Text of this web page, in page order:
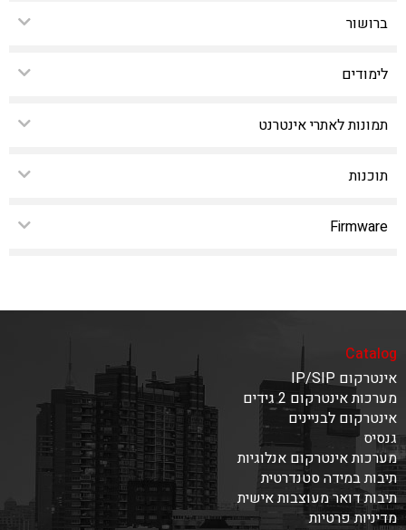
ברושור
לימודים
תמונות לאתרי אינטרנט
תוכנות
Firmware
Catalog
אינטרקום IP/SIP
מערכות אינטרקום 2 גידים
אינטרקום לבניינים
גנסיס
מערכות אינטרקום אנלוגיות
תיבות במידה סטנדרטית
תיבות דואר מעוצבות אישית
מדיניות פרטיות